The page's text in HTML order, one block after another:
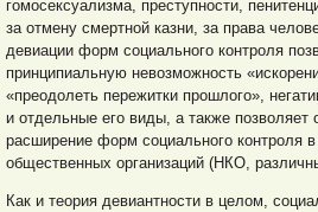
гомосексуализма, преступности,
за отмену смертной казни, за права
девиации форм социального контроля
принципиальную невозможность
«преодолеть пережитки прошлого»,
и отдельные его виды, а также позволяет
расширение форм социального контроля
общественных организаций (НКО,
Как и теория девиантности в целом,